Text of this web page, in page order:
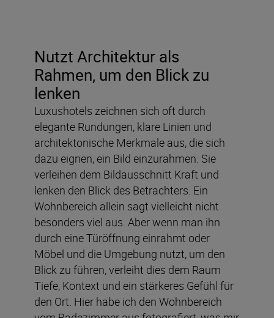
Nutzt Architektur als
Rahmen, um den Blick zu
lenken
Luxushotels zeichnen sich oft durch
elegante Rundungen, klare Linien und
architektonische Merkmale aus, die sich
dazu eignen, ein Bild einzurahmen. Sie
verleihen dem Bildausschnitt Kraft und
lenken den Blick des Betrachters. Ein
Wohnbereich allein sagt vielleicht nicht
besonders viel aus. Aber wenn man ihn
durch eine Türöffnung einrahmt oder
Möbel und die Umgebung nutzt, um den
Blick zu führen, verleiht dies dem Raum
Tiefe, Kontext und ein stärkeres Gefühl für
den Ort. Hier habe ich den Wohnbereich